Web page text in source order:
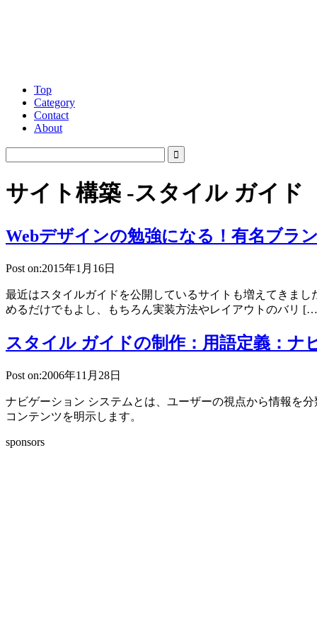
Top
Category
Contact
About
サイト構築 -スタイル ガイド
Webデザインの勉強になる！有名ブラ
Post on:2015年1月16日
最近はスタイルガイドを公開しているサイトも増えてきま
めるだけでもよし、もちろん実装方法やレイアウトのバリ
スタイル ガイドの制作：用語定義：ナ
Post on:2006年11月28日
ナビゲーション システムとは、ユーザーの視点から情報を
コンテンツを明示します。
sponsors